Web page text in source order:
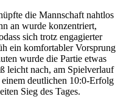
die Mannschaft nahtlos
an wurde konzentriert,
sich trotz engagierter
ein komfortabler Vorsprung
wurde die Partie etwas
leicht nach, am Spielverlauf
deutlichen 10:0-Erfolg
Sieg des Tages.